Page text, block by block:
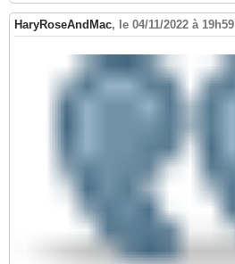
HaryRoseAndMac, le 04/11/2022 à 19h59